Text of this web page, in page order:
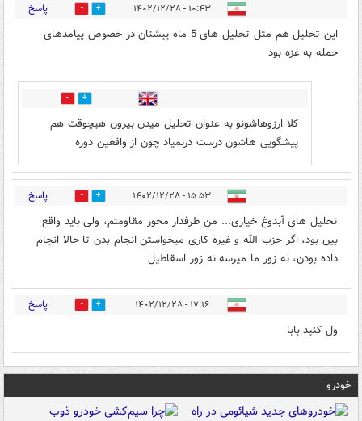
۱۰:۴۳ - ۱۴۰۲/۱۲/۲۸ 6 پاسخ
این تحلیل هم مثل تحلیل های 5 ماه پیشتان در خصوص پیامدهای
حمله به غزه بود
4
کلا ارزوهاشونو به عنوان تحلیل میدن بیرون هیچوقت هم
پیشگویی هاشون درست درنمیاد چون از واقعین دوره
۱۵:۵۳ - ۱۴۰۲/۱۲/۲۸ 0 پاسخ
تحلیل های آبدوغ خیاری... من طرفدار محور مقاومتم، ولی باید واقع
بین بود، اگر حزب الله و غیره کاری میخواستن انجام بدن تا حالا انجام
داده بودن، نه زور ما میرسه نه زور اسقاطیل
۱۷:۱۶ - ۱۴۰۲/۱۲/۲۸ 0 پاسخ
ول کنید بابا
خودرو